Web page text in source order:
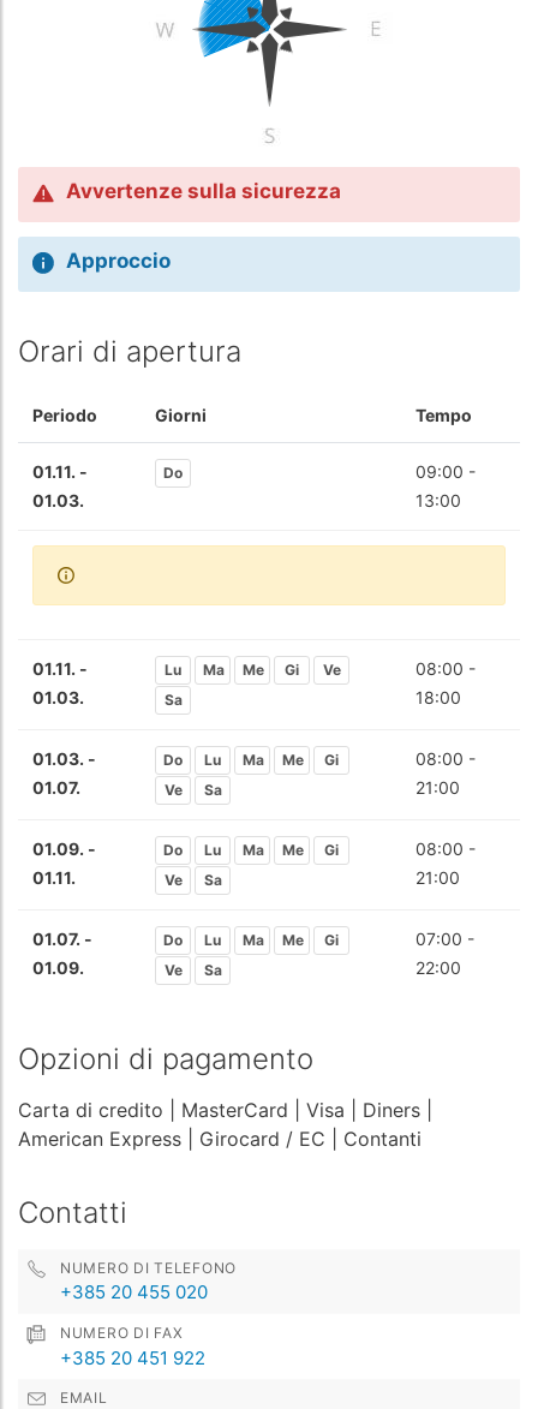
Avvertenze sulla sicurezza
Approccio
Orari di apertura
Periodo Giorni Tempo
01.11. -
01.03.
Do
09:00 -
13:00
01.11. -
01.03.
Lu Ma Me Gi
Ve
Sa
08:00 -
18:00
01.03. -
01.07.
Do Lu Ma Me
Gi
Ve
Sa
08:00 -
21:00
01.09. -
01.11.
Do Lu Ma Me
Gi
Ve
Sa
08:00 -
21:00
01.07. -
01.09.
Do Lu Ma Me
Gi
Ve
Sa
07:00 -
22:00
Opzioni di pagamento
Carta di credito | MasterCard | Visa | Diners
American Express
| Girocard / EC | Contanti
Contatti
NUMERO DI TELEFONO
+385 20 455 020
NUMERO DI FAX
+385 20 451 922
EMAIL